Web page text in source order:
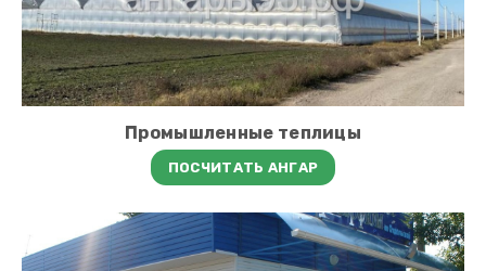
Промышленные теплицы
ПОСЧИТАТЬ АНГАР